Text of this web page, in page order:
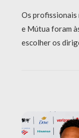
Os profissionais
e Mútua foram
escolher os